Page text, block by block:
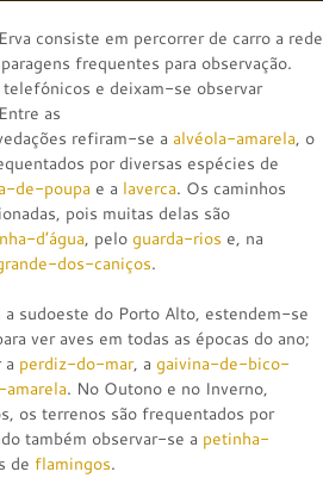
consiste em percorrer de carro a rede
frequentes para observação.
telefónicos e deixam-se observar
as
refiram-se a alvéola-amarela, o
por diversas espécies de
de-poupa e a laverca. Os caminhos
pois muitas delas são
d’água, pelo guarda-rios e, na
dos-caniços.
sudoeste do Porto Alto, estendem-se
ver aves em todas as épocas do ano;
perdiz-do-mar, a gaivina-de-bico-
. No Outono e no Inverno,
os terrenos são frequentados por
também observar-se a petinha-
de flamingos.